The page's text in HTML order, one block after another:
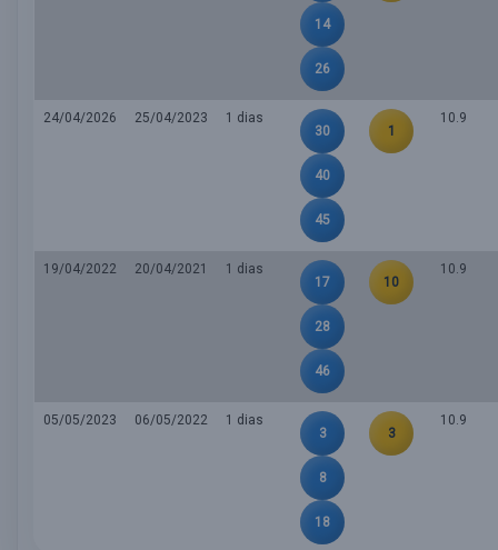
14
26
24/04/2026 25/04/2023
1 dias
30
40
45
1
10.9
19/04/2022 20/04/2021
1 dias
17
28
46
10
10.9
05/05/2023 06/05/2022
1 dias
3
8
18
3
10.9